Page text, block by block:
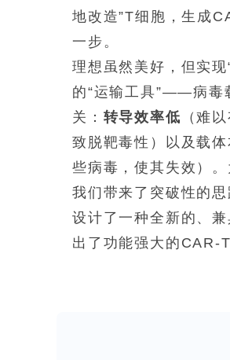
地改造”T细胞，生成
一步。
理想虽然美好，但实
的“运输工具”——病毒
关： 转导效率低 （难
致脱靶毒性）以及载
些病毒，使其失效）
我们带来了突破性的
设计了一种全新的、
出了功能强大的CAR-